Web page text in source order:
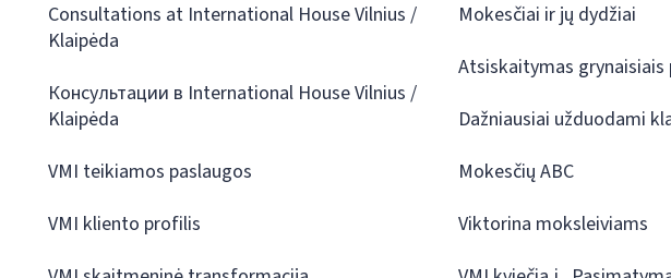
Consultations at International House Vilnius /
Klaipėda
Консультации в International House Vilnius /
Klaipėda
VMI teikiamos paslaugos
VMI kliento profilis
Mokesčiai ir jų dydžiai
Atsiskaitymas grynaisiais
Dažniausiai užduodami
Mokesčių ABC
Viktorina moksleiviams